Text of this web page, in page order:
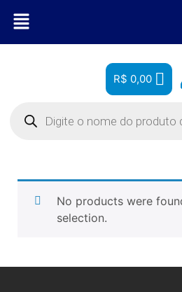
R$ 0,00
No products were
selection.